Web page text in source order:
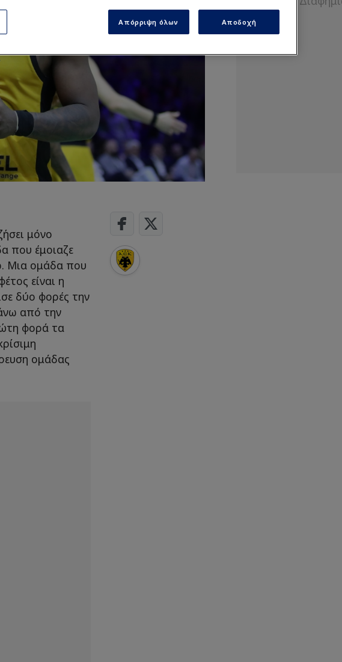
μόνο
που έμοιαζε
Μια ομάδα που
είναι η
δύο φορές την
από την
φορά τα
ομάδας
Απόρριψη όλων Αποδοχή